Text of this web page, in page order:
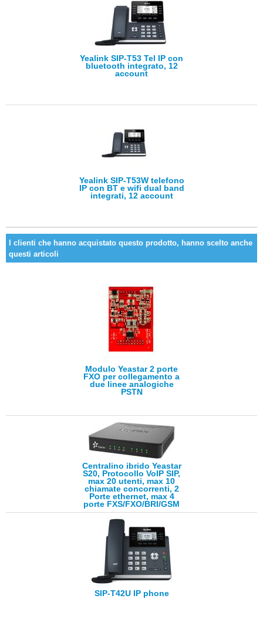
Yealink SIP-T53 Tel IP con
bluetooth integrato, 12
account
Yealink SIP-T53W telefono
IP con BT e wifi dual band
integrati, 12 account
I clienti che hanno acquistato questo prodotto, hanno scelto anche
questi articoli
Modulo Yeastar 2 porte
FXO per collegamento a
due linee analogiche
PSTN
Centralino ibrido Yeastar
S20, Protocollo VoIP SIP,
max 20 utenti, max 10
chiamate concorrenti, 2
Porte ethernet, max 4
porte FXS/FXO/BRI/GSM
SIP-T42U IP phone